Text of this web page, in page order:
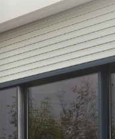
proche de
référent Volet